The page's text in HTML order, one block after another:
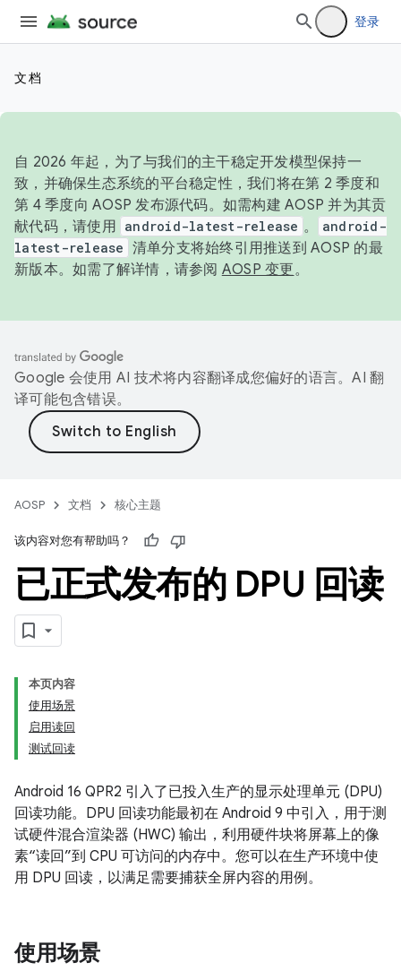
登录
文档
自 2026 年起，为了与我们的主干稳定开发模型保持一
致，并确保生态系统的平台稳定性，我们将在第 2 季度和
第 4 季度向 AOSP 发布源代码。如需构建 AOSP 并为其贡
献代码，请使用 android-latest-release 。
android-
latest-release 清单分支将始终引用推送到 AOSP 的最
新版本。如需了解详情，请参阅 AOSP 变更。
Google 会使用 AI 技术将内容翻译成您偏好的语言。AI 翻
译可能包含错误。
AOSP 文档 核心主题
该内容对您有帮助吗？
已正式发布的 DPU 回读
本页内容
使用场景
启用读回
测试回读
Android 16 QPR2 引入了已投入生产的显示处理单元 (DPU)
回读功能。DPU 回读功能最初在 Android 9 中引入，用于测
试硬件混合渲染器 (HWC) 输出，利用硬件块将屏幕上的像
素“读回”到 CPU 可访问的内存中。您可以在生产环境中使
用 DPU 回读，以满足需要捕获全屏内容的用例。
使用场景